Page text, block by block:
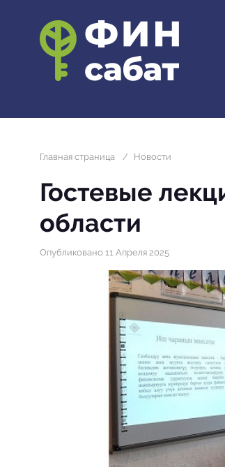
Главная страница / Новости
Гостевые
области
Опубликовано 11 Апреля 2025